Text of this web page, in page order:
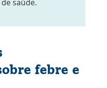
saúde.
febre e